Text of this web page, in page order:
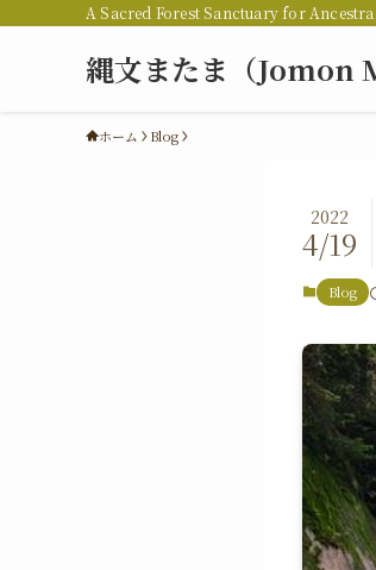
A Sacred Forest Sanctuary for Ancestral
縄文またま（Jomon
ホーム Blog
2022
4/19
Blog